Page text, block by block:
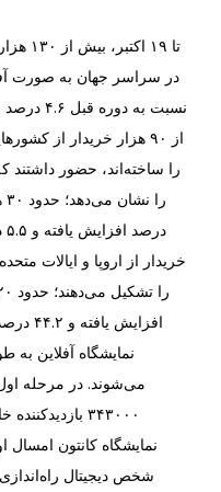
در سراسر جهان به صورت
نسبت به
از ۹۰ هزار خریدار از
نمایشگاه آفلاین به
۳۴۳۰۰۰
نمایشگاه کانتون
شخص دیجیتال